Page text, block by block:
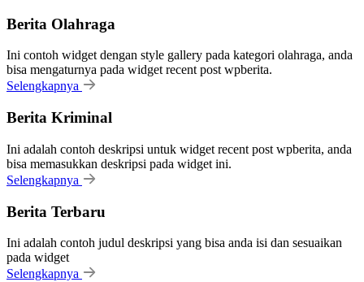
Berita Olahraga
Ini contoh widget dengan style gallery pada kategori olahraga, anda
bisa mengaturnya pada widget recent post wpberita.
Selengkapnya
Berita Kriminal
Ini adalah contoh deskripsi untuk widget recent post wpberita, anda
bisa memasukkan deskripsi pada widget ini.
Selengkapnya
Berita Terbaru
Ini adalah contoh judul deskripsi yang bisa anda isi dan sesuaikan
pada widget
Selengkapnya